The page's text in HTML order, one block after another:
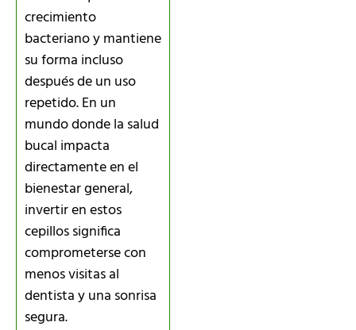
crecimiento
bacteriano y mantiene
su forma incluso
después de un uso
repetido. En un
mundo donde la salud
bucal impacta
directamente en el
bienestar general,
invertir en estos
cepillos significa
comprometerse con
menos visitas al
dentista y una sonrisa
segura.